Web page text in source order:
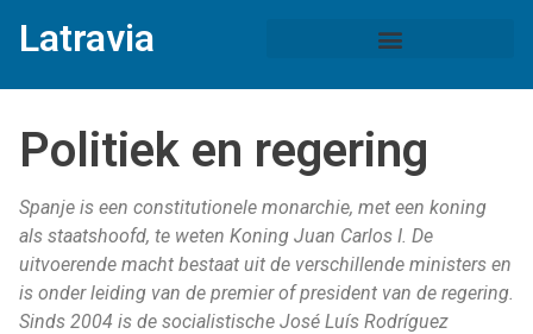
Latravia
Politiek en regering
Spanje is een constitutionele monarchie, met een koning
als staatshoofd, te weten Koning Juan Carlos I. De
uitvoerende macht bestaat uit de verschillende ministers en
is onder leiding van de premier of president van de regering.
Sinds 2004 is de socialistische José Luís Rodríguez